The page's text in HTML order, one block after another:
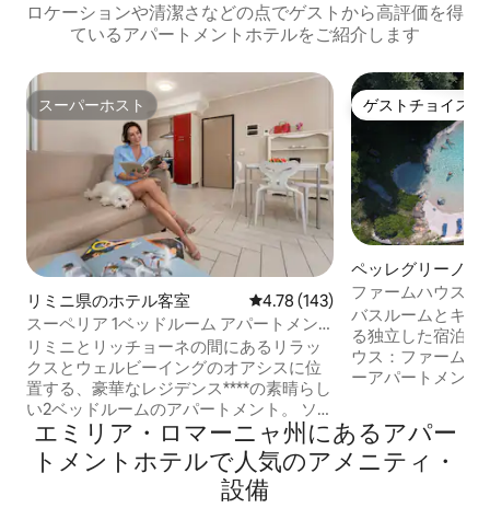
ロケーションや清潔さなどの点でゲストから高評価を得
ているアパートメントホテルをご紹介します
スーパーホスト
スーパーホスト
リミニ県のホテル客室 レビュー143件、5つ星中4.78つ
4.78 (143)
スーペリア 1ベッドルーム アパートメン
ト
リミニとリッチョーネの間にあるリラッ
クスとウェルビーイングのオアシスに位
置する、豪華なレジデンス****の素晴らし
い2ベッドルームのアパートメント。 ソフ
ァーのあるリビングルーム、ダイニング
テーブル、設備の整ったキッチン、5つ星
の休息を提供するSimmons Hotelマット
レスを備えたダブルベッドルーム、シャ
ゲストチョイス
ゲストチョイス
ペッレグリーノ・
のホテル客室
ファームハウス・
ハウス
バスルームとキッ
る独立した宿泊施
ウス：ファームハ
ーアパートメント
れぞれご家族や
す。宿泊施設はグ
だけます 無料の
エミリア・ロマーニャ州にあるアパー
トメントホテルで人気のアメニティ・
設備